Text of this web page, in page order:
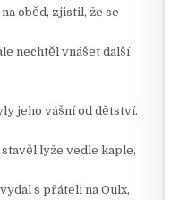
oběd, zjistil, že se
nechtěl vnášet další
jeho vášní od dětství.
lyže vedle kaple,
s přáteli na Oulx,